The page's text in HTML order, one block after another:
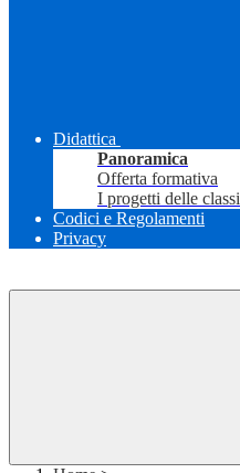
Didattica
Panoramica
Offerta formativa
I progetti delle classi
Codici e Regolamenti
Privacy